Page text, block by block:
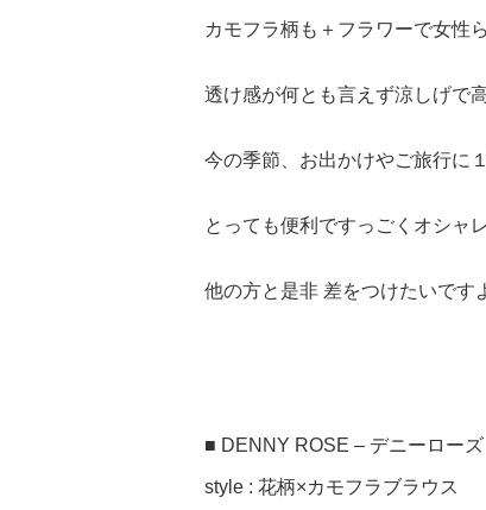
カモフラ柄も＋フラワーで女性
透け感が何とも言えず涼しげで
今の季節、お出かけやご旅行に
とっても便利ですっごくオシャ
他の方と是非 差をつけたいです
■ DENNY ROSE – デニーローズ
style : 花柄×カモフラブラウス